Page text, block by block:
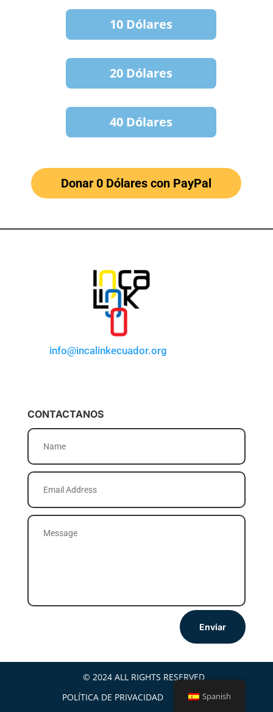
10 Dólares
20 Dólares
40 Dólares
Donar 0 Dólares con PayPal
info@incalinkecuador.org
CONTACTANOS
Enviar
POLÍTICA DE PRIVACIDAD
© 2024 ALL RIGHTS RESERVED
Spanish